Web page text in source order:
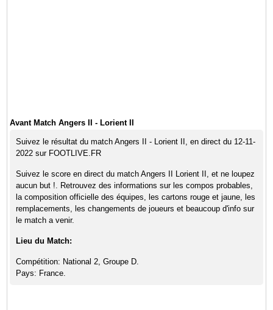
Avant Match Angers II - Lorient II
Suivez le résultat du match Angers II - Lorient II, en direct du 12-11-
2022 sur FOOTLIVE.FR
Suivez le score en direct du match Angers II Lorient II, et ne loupez
aucun but !. Retrouvez des informations sur les compos probables,
la composition officielle des équipes, les cartons rouge et jaune, les
remplacements, les changements de joueurs et beaucoup d'info sur
le match a venir.
Lieu du Match:
Compétition: National 2, Groupe D.
Pays: France.